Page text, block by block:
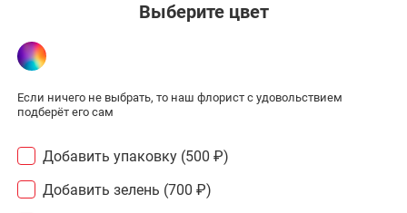
Выберите цвет
Если ничего не выбрать, то наш флорист с удовольствием
подберёт его сам
Добавить упаковку (500 ₽)
Добавить зелень (700 ₽)